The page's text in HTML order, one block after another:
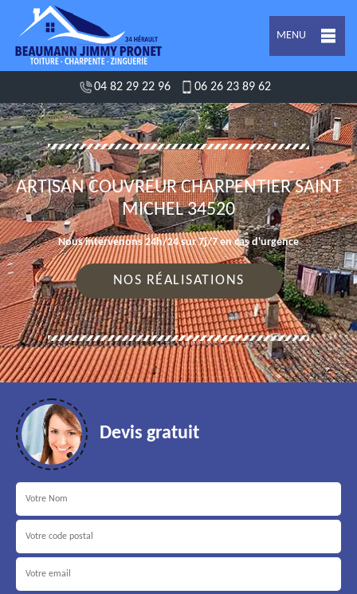
MENU
04 82 29 22 96 06 26 23 89 62
ARTISAN COUVREUR CHARPENTIER SAINT
MICHEL 34520
Nous intervenons 24h/24 sur 7j/7 en cas d'urgence
NOS RÉALISATIONS
Devis gratuit